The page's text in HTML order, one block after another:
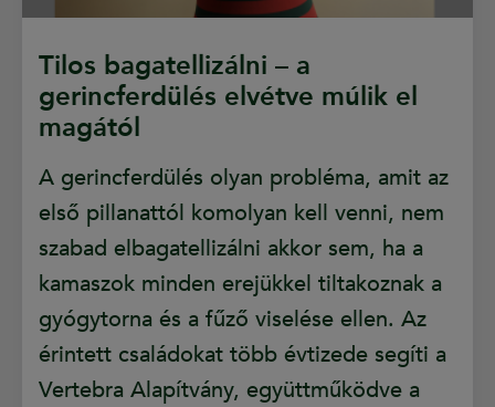
Tilos bagatellizálni – a
gerincferdülés elvétve múlik el
magától
A gerincferdülés olyan probléma, amit az
első pillanattól komolyan kell venni, nem
szabad elbagatellizálni akkor sem, ha a
kamaszok minden erejükkel tiltakoznak a
gyógytorna és a fűző viselése ellen. Az
érintett családokat több évtizede segíti a
Vertebra Alapítvány, együttműködve a